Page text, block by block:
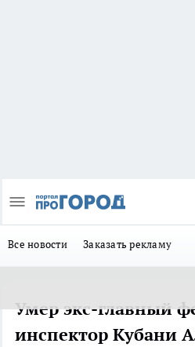
Все новости Заказать рекламу
Умер экс-главный
инспектор Кубани